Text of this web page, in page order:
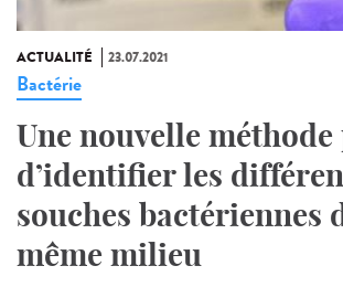
ACTUALITÉ 23.07.2021
Bactérie
Une nouvelle
d’identifier les
souches bactériennes
même milieu